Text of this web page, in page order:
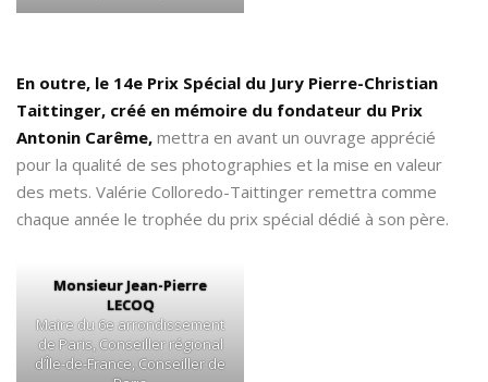
En outre, le 14e Prix Spécial du Jury Pierre-Christian
Taittinger, créé en mémoire du fondateur du Prix
Antonin Carême, mettra en avant un ouvrage apprécié
pour la qualité de ses photographies et la mise en valeur
des mets. Valérie Colloredo-Taittinger remettra comme
chaque année le trophée du prix spécial dédié à son père.
Monsieur Jean-Pierre
LECOQ
Maire du 6e arrondissement
de Paris, Conseiller régional
d’Île-de-France, Conseiller de